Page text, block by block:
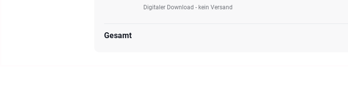
Digitaler Download - kein Versand
Gesamt